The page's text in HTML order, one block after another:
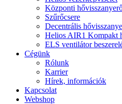
Központi
Szűrőcsere
Decentrális
Helios AIR1 Kompakt
ELS ventilátor
Cégünk
Rólunk
Karrier
Hírek, információk
Kapcsolat
Webshop